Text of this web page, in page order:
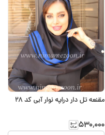
مقنعه تل دار دراپه نوار آبی کد 28
۵۳۰٬۰۰۰